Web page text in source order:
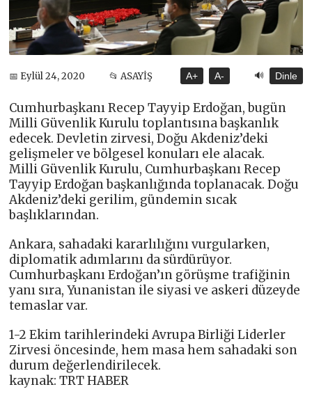
📅 Eylül 24, 2020 📂 ASAYİŞ A+ A- 🔊 Dinle
Cumhurbaşkanı Recep Tayyip Erdoğan, bugün
Milli Güvenlik Kurulu toplantısına başkanlık
edecek. Devletin zirvesi, Doğu Akdeniz’deki
gelişmeler ve bölgesel konuları ele alacak.
Milli Güvenlik Kurulu, Cumhurbaşkanı Recep
Tayyip Erdoğan başkanlığında toplanacak. Doğu
Akdeniz’deki gerilim, gündemin sıcak
başlıklarından.
Ankara, sahadaki kararlılığını vurgularken,
diplomatik adımlarını da sürdürüyor.
Cumhurbaşkanı Erdoğan’ın görüşme trafiğinin
yanı sıra, Yunanistan ile siyasi ve askeri düzeyde
temaslar var.
1-2 Ekim tarihlerindeki Avrupa Birliği Liderler
Zirvesi öncesinde, hem masa hem sahadaki son
durum değerlendirilecek.
kaynak: TRT HABER